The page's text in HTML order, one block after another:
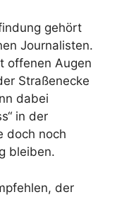
gehört
Journalisten.
offenen Augen
Straßenecke
dabei
in der
doch noch
bleiben.
der